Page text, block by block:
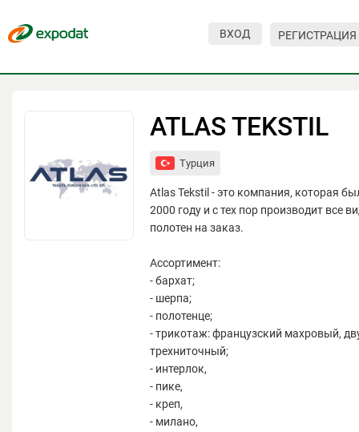
ВХОД РЕГИСТРАЦИЯ
ATLAS TEKSTIL
Турция
Atlas Tekstil - это компания, которая
2000 году и с тех пор производит все
полотен на заказ.
Ассортимент:
- бархат;
- шерпа;
- полотенце;
- трикотаж: французский махровый,
трехниточный;
- интерлок,
- пике,
- креп,
- милано,
Мероприятия
Организациям
Контакты